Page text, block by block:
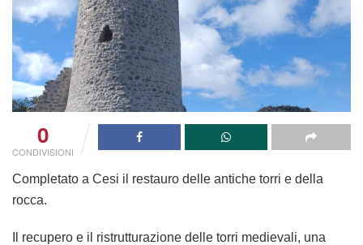
0
CONDIVISIONI
Completato a Cesi il restauro delle antiche torri e della
rocca.
Il recupero e il ristrutturazione delle torri medievali, una